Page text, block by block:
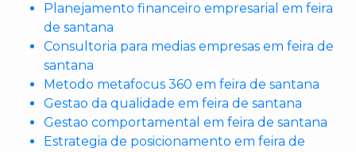
Planejamento financeiro empresarial em feira
de santana
Consultoria para medias empresas em feira de
santana
Metodo metafocus 360 em feira de santana
Gestao da qualidade em feira de santana
Gestao comportamental em feira de santana
Estrategia de posicionamento em feira de